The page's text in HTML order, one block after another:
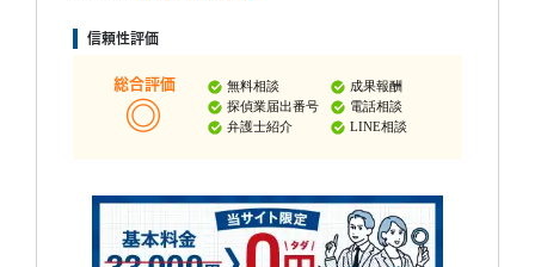
信頼性評価
総合評価
無料相談
探偵業届出番号
弁護士紹介
成果報酬
電話相談
LINE相談